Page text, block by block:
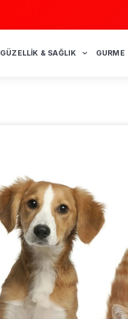
GÜZELLIK & SAĞLIK GURME